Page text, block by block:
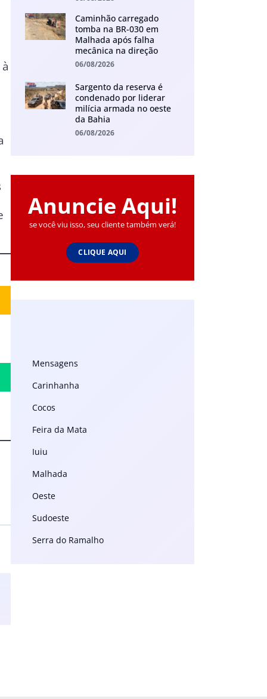
Caminhão carregado
tomba na BR-030 em
Malhada após falha
mecânica na direção
06/08/2026
Sargento da reserva é
condenado por liderar
milícia armada no oeste
da Bahia
06/08/2026
Anuncie Aqui!
se você viu isso, seu cliente também verá!
CLIQUE AQUI
Mensagens
Carinhanha
Cocos
Feira da Mata
Iuiu
Malhada
Oeste
Sudoeste
Serra do Ramalho